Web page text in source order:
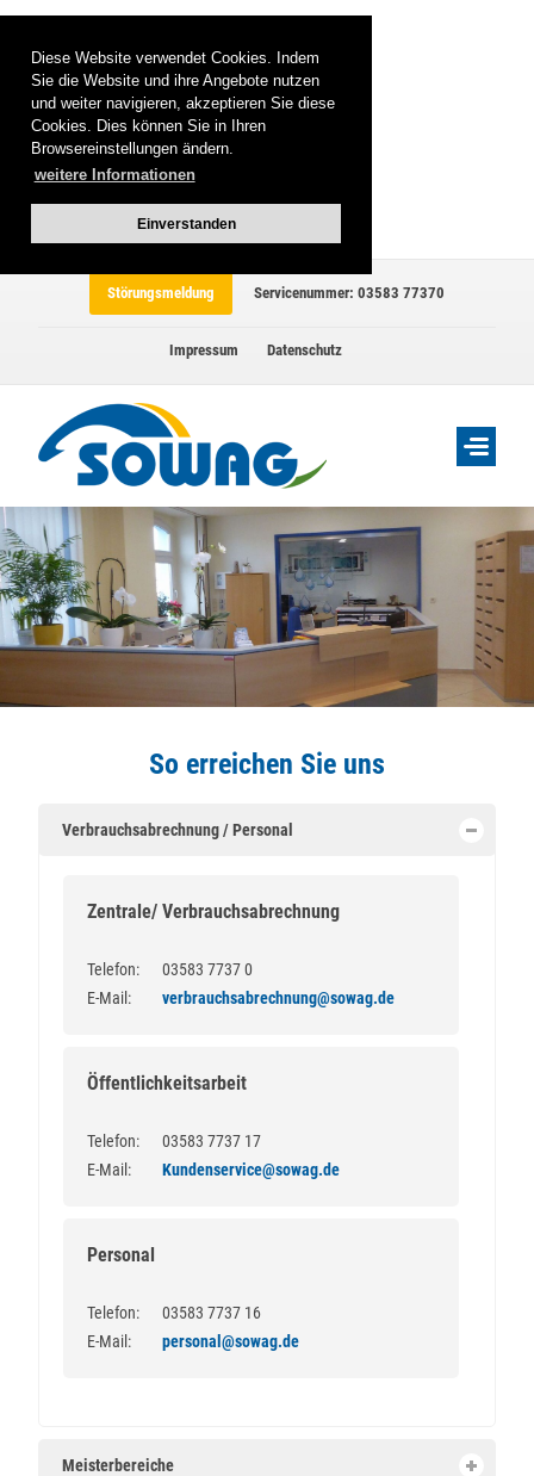
Diese Website verwendet Cookies. Indem
Sie die Website und ihre Angebote nutzen
und weiter navigieren, akzeptieren Sie diese
Cookies. Dies können Sie in Ihren
Browsereinstellungen ändern.
weitere Informationen
Einverstanden
Störungsmeldung Servicenummer: 03583 77370
Impressum Datenschutz
So erreichen Sie uns
Verbrauchsabrechnung / Personal
Zentrale/ Verbrauchsabrechnung
Telefon:
03583 7737 0
E-Mail:
verbrauchsabrechnung@sowag.de
Öffentlichkeitsarbeit
Telefon:
03583 7737 17
E-Mail:
Kundenservice@sowag.de
Personal
Telefon:
03583 7737 16
E-Mail:
personal@sowag.de
Meisterbereiche